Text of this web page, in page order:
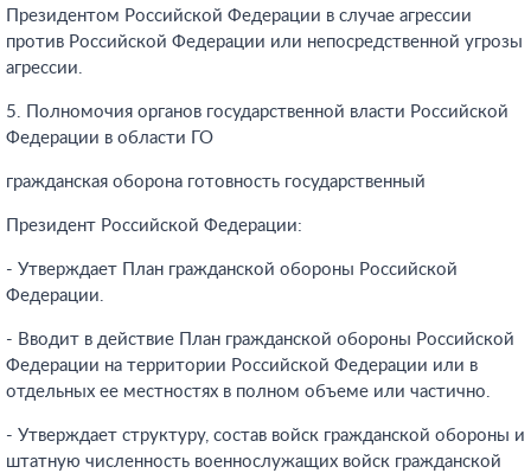
Президентом Российской Федерации в случае агрессии
против Российской Федерации или непосредственной угрозы
агрессии.
5. Полномочия органов государственной власти Российской
Федерации в области ГО
гражданская оборона готовность государственный
Президент Российской Федерации:
- Утверждает План гражданской обороны Российской
Федерации.
- Вводит в действие План гражданской обороны Российской
Федерации на территории Российской Федерации или в
отдельных ее местностях в полном объеме или частично.
- Утверждает структуру, состав войск гражданской обороны и
штатную численность военнослужащих войск гражданской